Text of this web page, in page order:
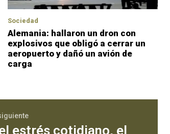
Sociedad
Alemania: hallaron un dron con
explosivos que obligó a cerrar un
aeropuerto y dañó un avión de
carga
estrés cotidiano, el